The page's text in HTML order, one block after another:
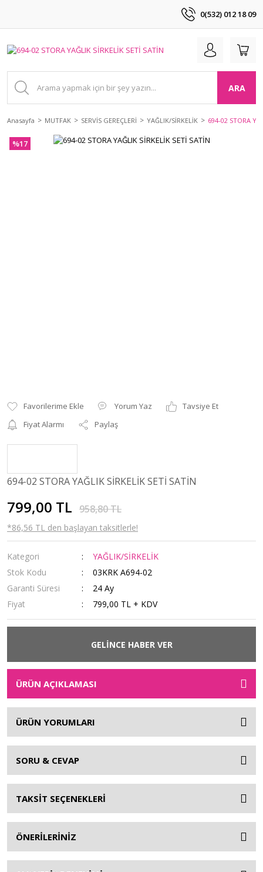
0(532) 012 18 09
ARA
Anasayfa MUTFAK SERVİS GEREÇLERİ YAĞLIK/SİRKELİK 694-02 STORA
%17
Yorum Yaz
Tavsiye Et
Fiyat Alarmı
Paylaş
694-02 STORA YAĞLIK SİRKELİK SETİ SATİN
799,00 TL 958,80 TL
*86,56 TL den başlayan taksitlerle!
Kategori
YAĞLIK/SİRKELİK
Stok Kodu
03KRK A694-02
Garanti Süresi
24 Ay
Fiyat
799,00 TL + KDV
GELİNCE HABER VER
ÜRÜN AÇIKLAMASI
ÜRÜN YORUMLARI
SORU & CEVAP
TAKSİT SEÇENEKLERİ
ÖNERİLERİNİZ